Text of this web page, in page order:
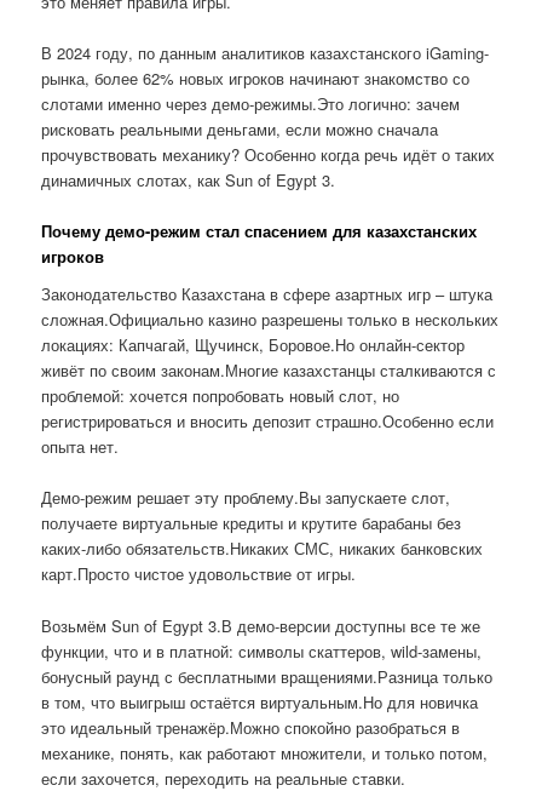
В 2024 году, по данным аналитиков казахстанского iGaming-
рынка, более 62% новых игроков начинают знакомство со
слотами именно через демо-режимы.Это логично: зачем
рисковать реальными деньгами, если можно сначала
прочувствовать механику? Особенно когда речь идёт о таких
динамичных слотах, как Sun of Egypt 3.
Почему демо-режим стал спасением для казахстанских
игроков
Законодательство Казахстана в сфере азартных игр – штука
сложная.Официально казино разрешены только в нескольких
локациях: Капчагай, Щучинск, Боровое.Но онлайн-сектор
живёт по своим законам.Многие казахстанцы сталкиваются с
проблемой: хочется попробовать новый слот, но
регистрироваться и вносить депозит страшно.Особенно если
опыта нет.
Демо-режим решает эту проблему.Вы запускаете слот,
получаете виртуальные кредиты и крутите барабаны без
каких-либо обязательств.Никаких СМС, никаких банковских
карт.Просто чистое удовольствие от игры.
Возьмём Sun of Egypt 3.В демо-версии доступны все те же
функции, что и в платной: символы скаттеров, wild-замены,
бонусный раунд с бесплатными вращениями.Разница только
в том, что выигрыш остаётся виртуальным.Но для новичка
это идеальный тренажёр.Можно спокойно разобраться в
механике, понять, как работают множители, и только потом,
если захочется, переходить на реальные ставки.